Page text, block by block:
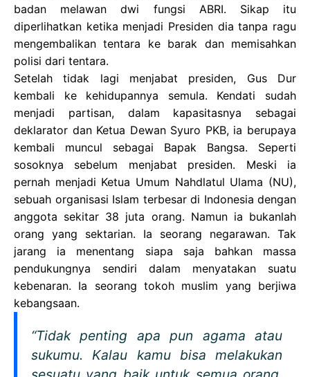
badan melawan dwi fungsi ABRI. Sikap itu
diperlihatkan ketika menjadi Presiden dia tanpa ragu
mengembalikan tentara ke barak dan memisahkan
polisi dari tentara.
Setelah tidak lagi menjabat presiden, Gus Dur
kembali ke kehidupannya semula. Kendati sudah
menjadi partisan, dalam kapasitasnya sebagai
deklarator dan Ketua Dewan Syuro PKB, ia berupaya
kembali muncul sebagai Bapak Bangsa. Seperti
sosoknya sebelum menjabat presiden. Meski ia
pernah menjadi Ketua Umum Nahdlatul Ulama (NU),
sebuah organisasi Islam terbesar di Indonesia dengan
anggota sekitar 38 juta orang. Namun ia bukanlah
orang yang sektarian. Ia seorang negarawan. Tak
jarang ia menentang siapa saja bahkan massa
pendukungnya sendiri dalam menyatakan suatu
kebenaran. Ia seorang tokoh muslim yang berjiwa
kebangsaan.
“Tidak penting apa pun agama atau
sukumu. Kalau kamu bisa melakukan